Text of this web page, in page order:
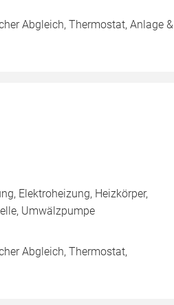
Abgleich, Thermostat, Anlage &
Elektroheizung, Heizkörper,
Umwälzpumpe
Abgleich, Thermostat,